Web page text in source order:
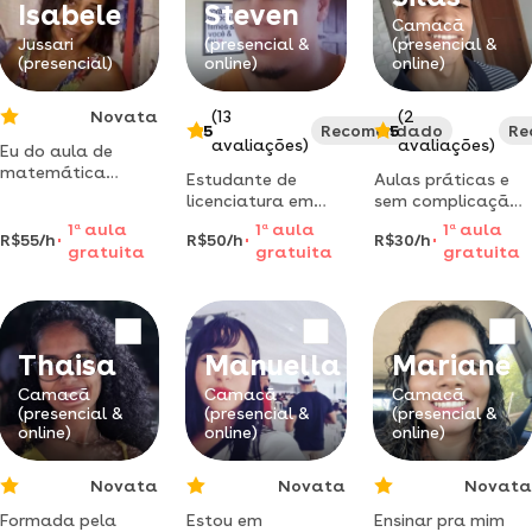
descontraída.
Isabele
Jussari
(presencial)
Novata
Eu do aula de
matemática
professora essa
aulas de
melhor aula pq é
de matemática
R$55/h
1 aaula
gratuita
Steven
(presencial &
online)
5
(13
avaliações)
Recomendado
Estudante de
licenciatura em
química, oferece
reforço escolar na
disciplina para
médio
R$50/h
1 a aula
gratuita
Camacã
(presencial &
online)
5
(2
avaliações)
Aulas práticas e
sem complicação.
reforço completo:
apoio para as
atividades e
precisa de ajuda ?
eu te acompanho
nos estudos.
R$30/h
1 aaula
gratuita
Thaisa
Camacã
(presencial &
online)
Novata
Formada pela
Manuella
Camacã
(presencial &
online)
Novata
Estou em
Mariane
Camacã
(presencial &
online)
Novata
Ensinar pra mim